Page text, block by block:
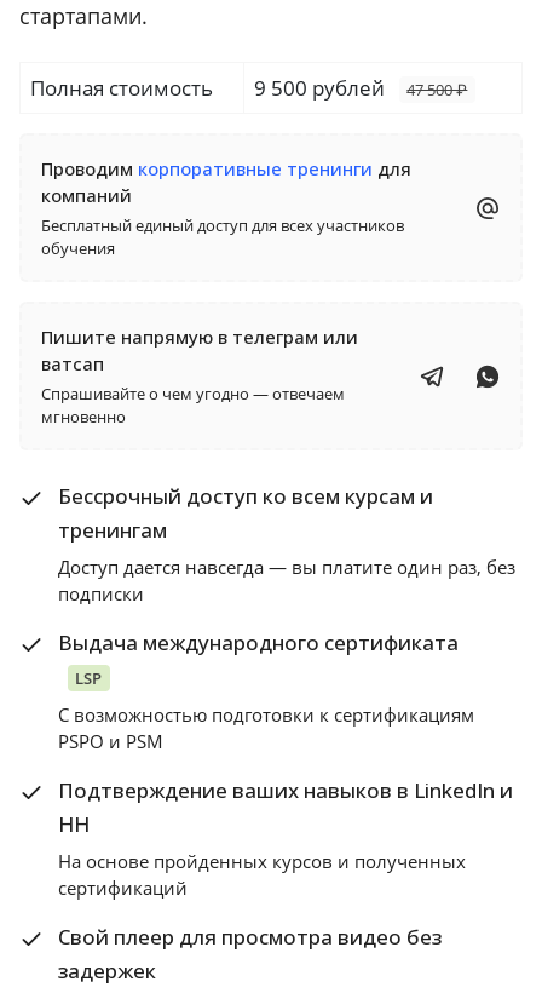
стартапами.
Полная стоимость 9 500 рублей 47 500 ₽
Проводим корпоративные тренинги для
компаний
Бесплатный единый доступ для всех участников
обучения
Пишите напрямую в телеграм или
ватсап
Спрашивайте о чем угодно — отвечаем
мгновенно
Бессрочный доступ ко всем курсам и
тренингам
Доступ дается навсегда — вы платите один раз, без
подписки
Выдача международного сертификата
LSP
С возможностью подготовки к сертификациям
PSPO и PSM
Подтверждение ваших навыков в LinkedIn и
HH
На основе пройденных курсов и полученных
сертификаций
Свой плеер для просмотра видео без
задержек